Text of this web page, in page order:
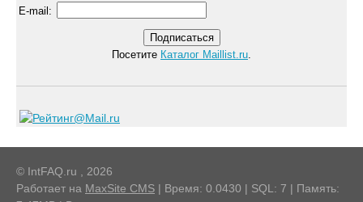
E-mail :
Посетите Каталог Maillist.ru.
© IntFAQ.ru , 2026
Работает на MaxSite CMS | Время: 0.0430 | SQL: 7 | Память: